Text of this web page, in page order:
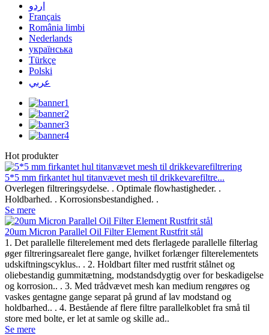
اردو
Français
România limbi
Nederlands
українська
Türkçe
Polski
عربي
Hot produkter
5*5 mm firkantet hul titanvævet mesh til drikkevarefiltre...
Overlegen filtreringsydelse. . Optimale flowhastigheder. .
Holdbarhed. . Korrosionsbestandighed. .
Se mere
20um Micron Parallel Oil Filter Element Rustfrit stål
1. Det parallelle filterelement med dets flerlagede parallelle filterlag
øger filtreringsarealet flere gange, hvilket forlænger filterelementets
udskiftningscyklus.. . 2. Holdbart filter med rustfrit stålnet og
oliebestandig gummitætning, modstandsdygtig over for beskadigelse
og korrosion.. . 3. Med trådvævet mesh kan medium rengøres og
vaskes gentagne gange separat på grund af lav modstand og
holdbarhed.. . 4. Bestående af flere filtre parallelkoblet fra små til
store med bolte, er let at samle og skille ad..
Se mere